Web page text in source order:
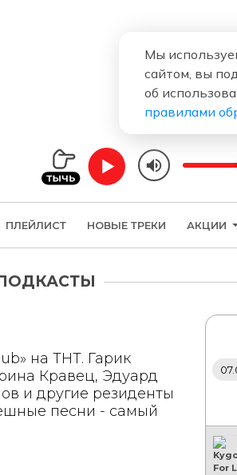
ПЛЕЙЛИСТ НОВЫЕ ТРЕКИ АКЦИИ
на ТНТ. Гарик
Кравец, Эдуард
и другие резиденты
песни - самый
Мы
сайтом, вы
об
правилами